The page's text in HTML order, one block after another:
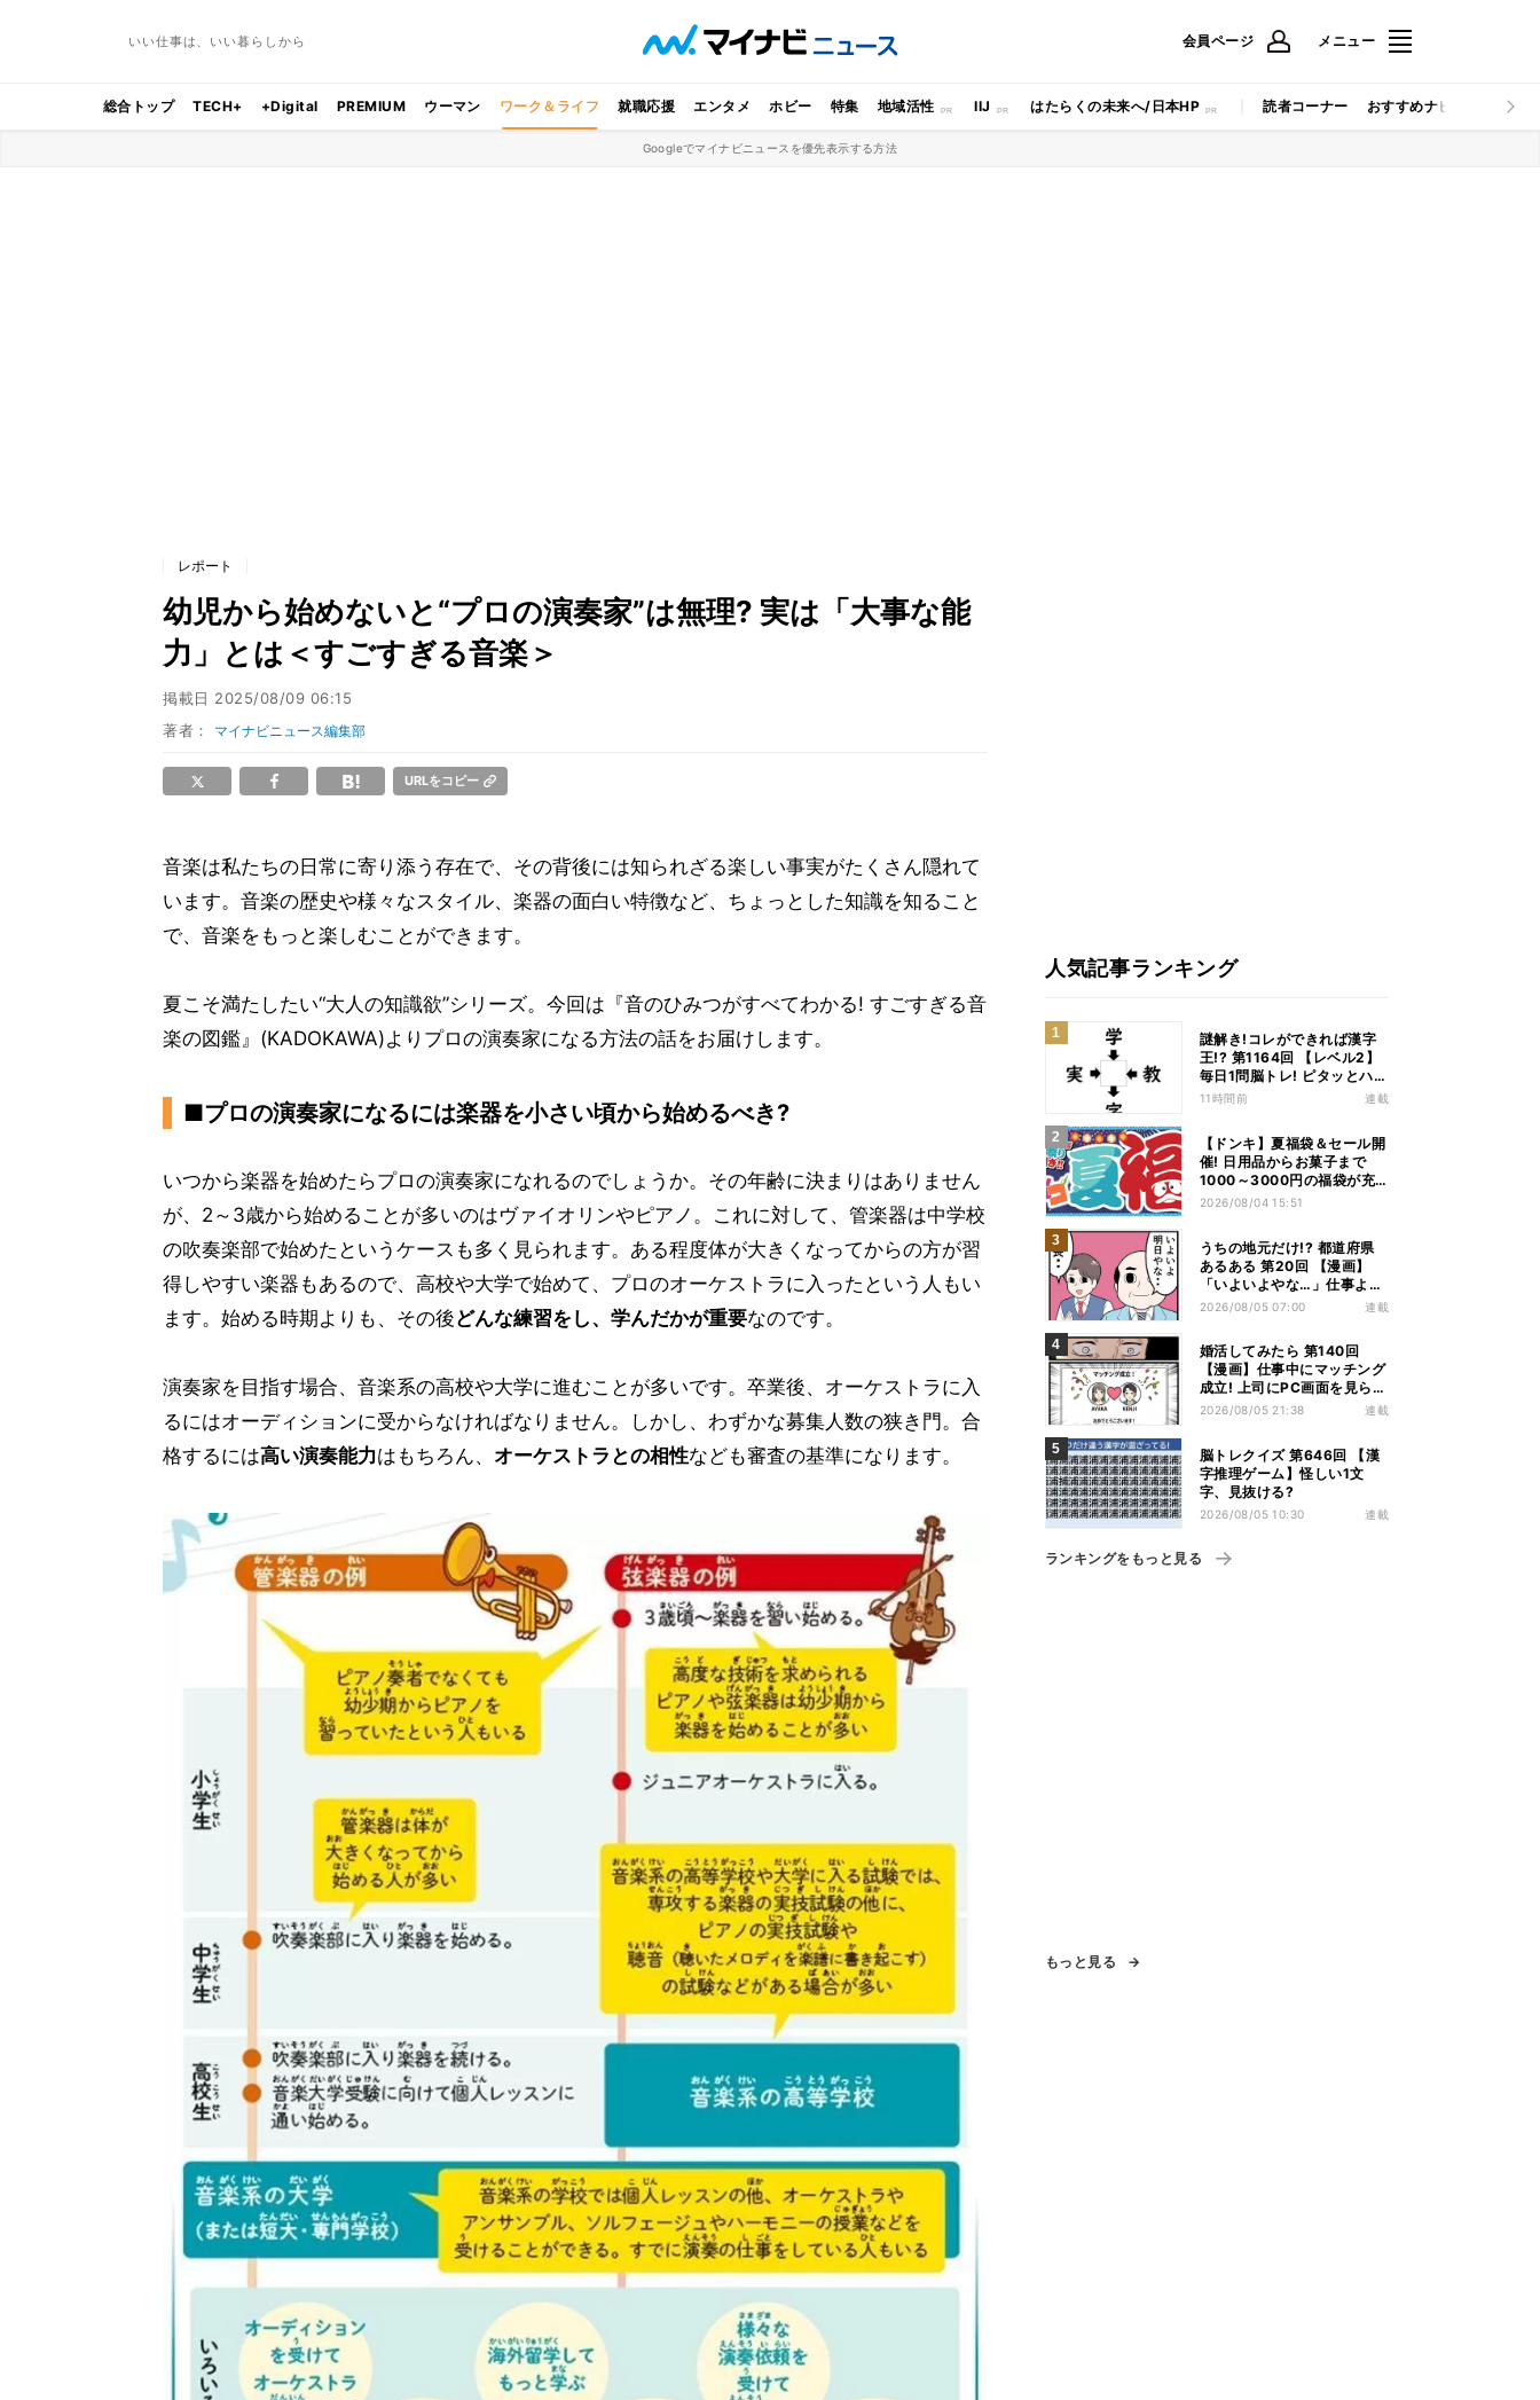
いい仕事は、いい暮らしから 会員ページ メニュー
総合トップ TECH+ +Digital PREMIUM ウーマン ワーク＆ライフ 就職応援 エンタメ ホビー 特集 地域活性 IIJ はたらくの未来へ/日本HP 読者コーナー おすすめナビ マイナビ
Googleでマイナビニュースを優先表示する方法
レポート
幼児から始めないと“プロの演奏家”は無理? 実は「大事な能
力」とは＜すごすぎる音楽＞
掲載日 2025/08/09 06:15
著者： マイナビニュース編集部
URLをコピー
音楽は私たちの日常に寄り添う存在で、その背後には知られざる楽しい事実がたくさん隠れて
います。音楽の歴史や様々なスタイル、楽器の面白い特徴など、ちょっとした知識を知ること
で、音楽をもっと楽しむことができます。
夏こそ満たしたい“大人の知識欲”シリーズ。今回は『音のひみつがすべてわかる! すごすぎる音
楽の図鑑』(KADOKAWA)よりプロの演奏家になる方法の話をお届けします。
■プロの演奏家になるには楽器を小さい頃から始めるべき?
いつから楽器を始めたらプロの演奏家になれるのでしょうか。その年齢に決まりはありません
が、2～3歳から始めることが多いのはヴァイオリンやピアノ。これに対して、管楽器は中学校
の吹奏楽部で始めたというケースも多く見られます。ある程度体が大きくなってからの方が習
得しやすい楽器もあるので、高校や大学で始めて、プロのオーケストラに入ったという人もい
ます。始める時期よりも、その後どんな練習をし、学んだかが重要なのです。
演奏家を目指す場合、音楽系の高校や大学に進むことが多いです。卒業後、オーケストラに入
るにはオーディションに受からなければなりません。しかし、わずかな募集人数の狭き門。合
格するには高い演奏能力はもちろん、 オーケストラとの相性なども審査の基準になります。
人気記事ランキング
謎解き!コレができれば漢字
王!? 第1164回 【レベル2】
毎日1問脳トレ! ピタッとハマ
る漢字はどれだ?
11時間前 連載
【ドンキ】夏福袋＆セール開
催! 日用品からお菓子まで
1000～3000円の福袋が充
実、家電やアパレルなど人気
2026/08/04 15:51
うちの地元だけ!? 都道府県
あるある 第20回 【漫画】
「いよいよやな…」仕事より
優先は当然!? 兵庫県民の“祭
2026/08/05 07:00 連載
婚活してみたら 第140回
【漫画】仕事中にマッチング
成立! 上司にPC画面を見られ
た結果…
2026/08/05 21:38 連載
脳トレクイズ 第646回 【漢
字推理ゲーム】怪しい1文
字、見抜ける?
2026/08/05 10:30 連載
ランキングをもっと見る
もっと見る